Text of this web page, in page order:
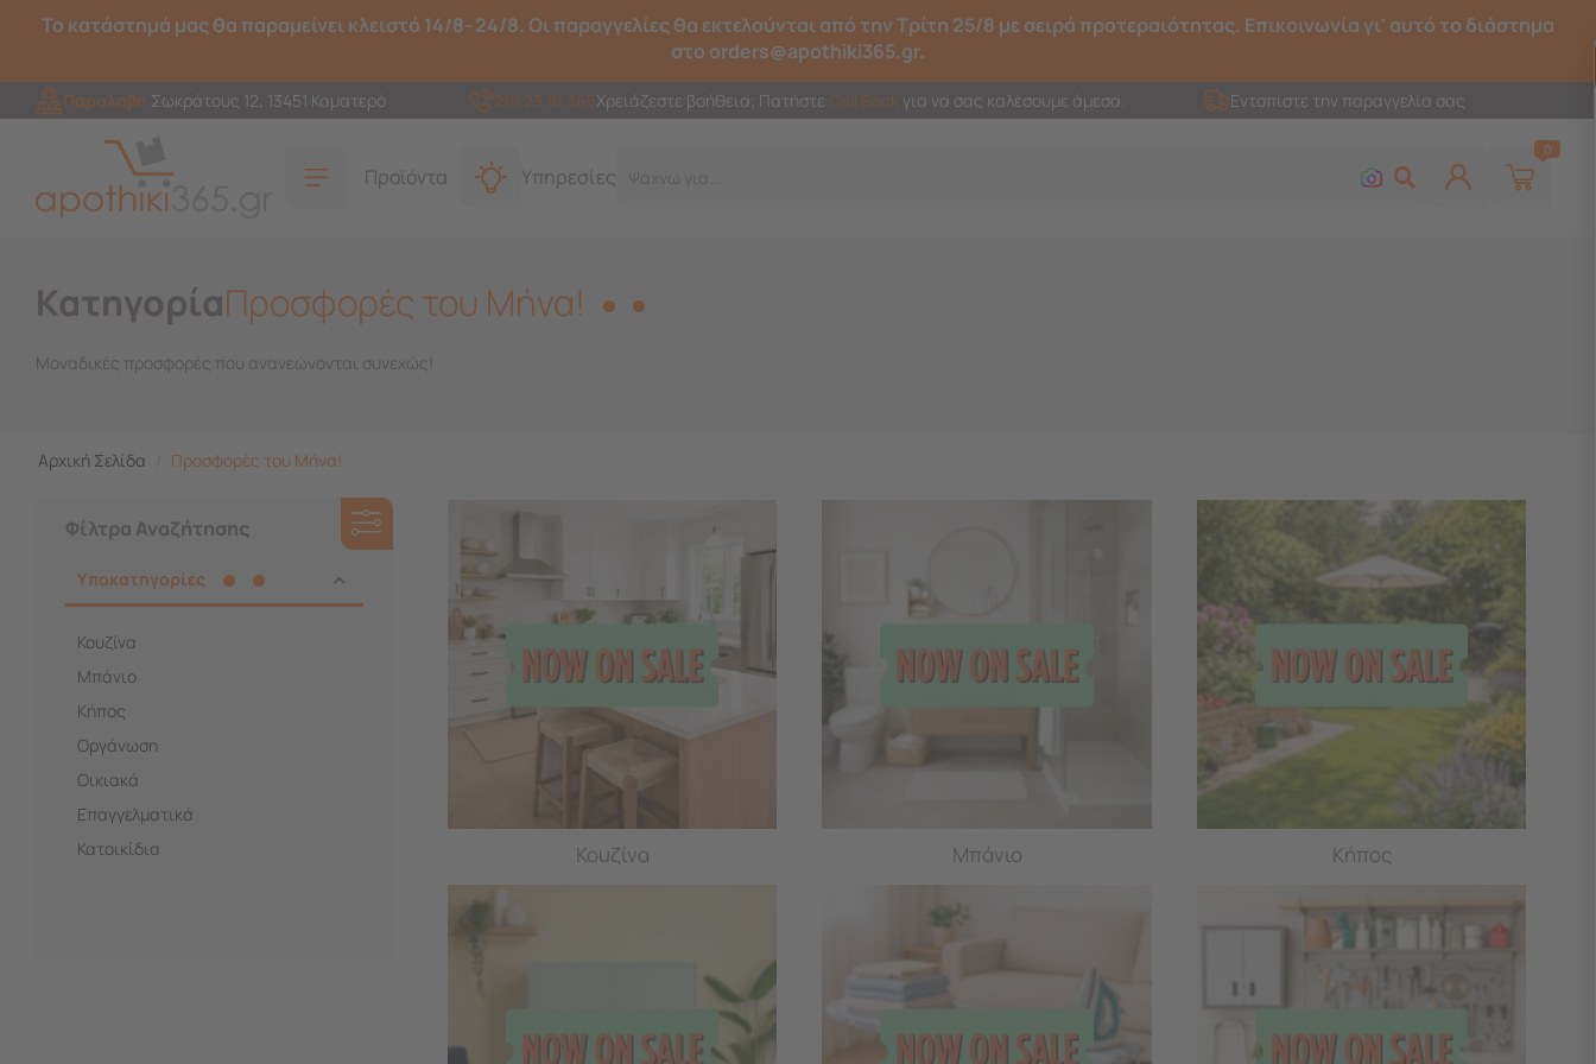
Το κατάστημά μας θα παραμείνει κλειστό 14/8–24/8. Οι παραγγελίες θα εκτελούνται από την Τρίτη 25/8 με σειρά προτεραιότητας. Επικοινωνία γι' αυτό το διάστημα
στο orders@apothiki365.gr.
Παραλαβή Σωκράτους 12, 13451 Καματερό 210 23 10 365Χρειάζεστε βοήθεια; Πατήστε Call Back για να σας καλέσουμε άμεσα. Εντοπίστε την παραγγελία σας
Προϊόντα Υπηρεσίες
0
ΚατηγορίαΠροσφορές του Μήνα!
Μοναδικές προσφορές που ανανεώνονται συνεχώς!
Αρχική Σελίδα Προσφορές του Μήνα!
Φίλτρα Αναζήτησης
Υποκατηγορίες
Κουζίνα
Μπάνιο
Κήπος
Οργάνωση
Οικιακά
Επαγγελματικά
Κατοικίδια
Κουζίνα Μπάνιο Κήπος